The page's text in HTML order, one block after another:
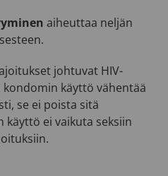
aiheuttaa neljän
johtuvat HIV-
käyttö vähentää
se ei poista sitä
käyttö ei vaikuta seksiin